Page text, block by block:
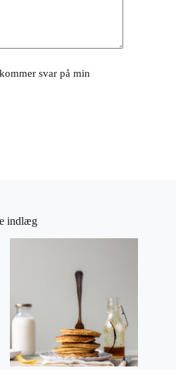
svar på min
indlæg